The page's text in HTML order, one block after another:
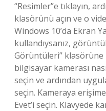
“Resimler”e tıklayın,
klasörünü açın ve o
Windows 10’da Ekran
kullandıysanız,
Görüntüleri” klasörüne
bilgisayar kamerası
seçin ve ardından
seçin. Kameraya
Evet’i seçin. Klavyede